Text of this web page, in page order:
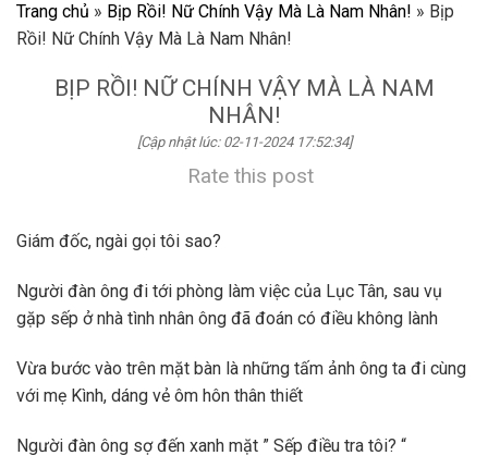
Trang chủ » Bịp Rồi! Nữ Chính Vậy Mà Là Nam Nhân! » Bịp
Rồi! Nữ Chính Vậy Mà Là Nam Nhân!
BỊP RỒI! NỮ CHÍNH VẬY MÀ LÀ NAM
NHÂN!
[Cập nhật lúc: 02-11-2024 17:52:34]
Rate this post
Giám đốc, ngài gọi tôi sao?
Người đàn ông đi tới phòng làm việc của Lục Tân, sau vụ
gặp sếp ở nhà tình nhân ông đã đoán có điều không lành
Vừa bước vào trên mặt bàn là những tấm ảnh ông ta đi cùng
với mẹ Kình, dáng vẻ ôm hôn thân thiết
Người đàn ông sợ đến xanh mặt ” Sếp điều tra tôi? “